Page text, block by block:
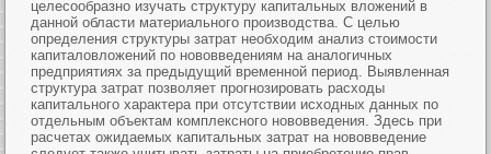
целесообразно изучать структуру капитальных вложений в
данной области материального производства. С целью
определения структуры затрат необходим анализ стоимости
капиталовложений по нововведениям на аналогичных
предприятиях за предыдущий временной период. Выявленная
структура затрат позволяет прогнозировать расходы
капитального характера при отсутствии исходных данных по
отдельным объектам комплексного нововведения. Здесь при
расчетах ожидаемых капитальных затрат на нововведение